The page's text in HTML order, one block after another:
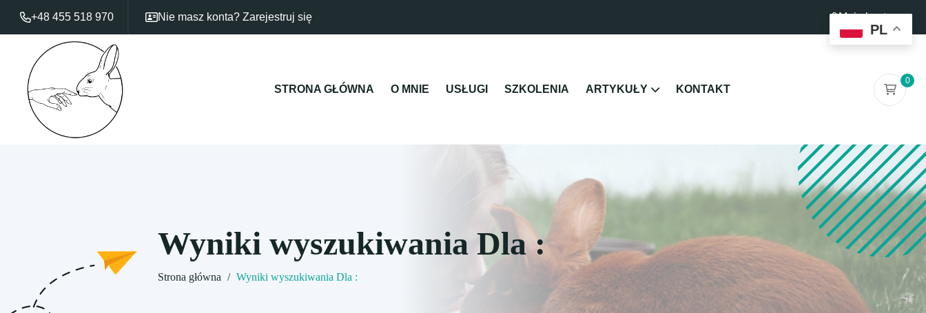
+48 455 518 970 Nie masz konta? Zarejestruj się Moje konto
STRONA GŁÓWNA O MNIE USŁUGI SZKOLENIA ARTYKUŁY KONTAKT
0
Wyniki wyszukiwania Dla :
Strona główna / Wyniki wyszukiwania Dla :
PL